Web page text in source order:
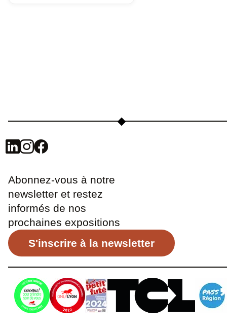
Abonnez-vous à notre
newsletter et restez
informés de nos
prochaines expositions
S'inscrire à la newsletter